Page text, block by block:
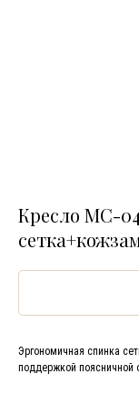
Кресло МС-
Эргономичная спинка
поддержкой поясничной